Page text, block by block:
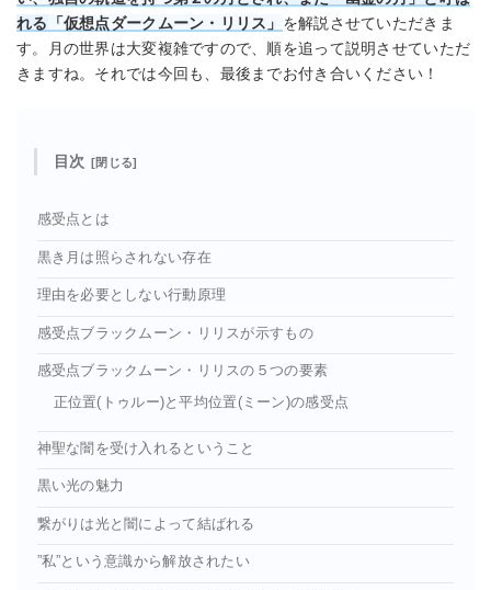
れる 「仮想点ダークムーン・リリス」 を解説させていただきま
す。月の世界は大変複雑ですので、順を追って説明させていただ
きますね。それでは今回も、最後までお付き合いください！
目次
感受点とは
黒き月は照らされない存在
理由を必要としない行動原理
感受点ブラックムーン・リリスが示すもの
感受点ブラックムーン・リリスの５つの要素
正位置(トゥルー)と平均位置(ミーン)の感受点
神聖な闇を受け入れるということ
黒い光の魅力
繋がりは光と闇によって結ばれる
”私”という意識から解放されたい